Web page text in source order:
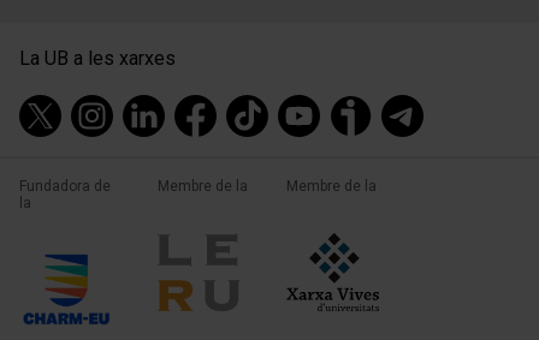
La UB a les xarxes
Fundadora de
la
Membre de la Membre de la